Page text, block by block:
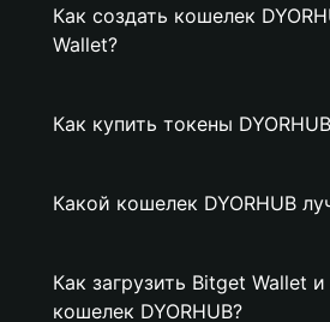
Как создать кошелек
Wallet?
Как купить токены
Какой кошелек DYORHUB
Как загрузить Bitget Wallet и
кошелек DYORHUB?